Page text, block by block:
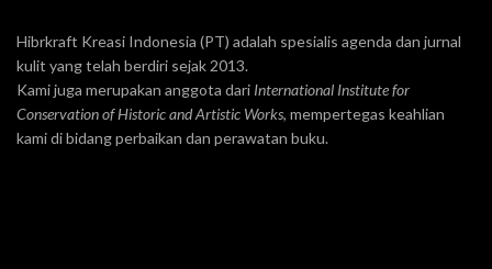
Hibrkraft Kreasi Indonesia (PT) adalah spesialis agenda dan jurnal
kulit yang telah berdiri sejak 2013.
Kami juga merupakan anggota dari International Institute for
Conservation of Historic and Artistic Works, mempertegas keahlian
kami di bidang perbaikan dan perawatan buku.